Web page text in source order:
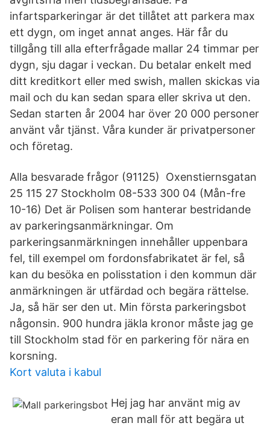
infartsparkeringar är det tillåtet att parkera max
ett dygn, om inget annat anges. Här får du
tillgång till alla efterfrågade mallar 24 timmar per
dygn, sju dagar i veckan. Du betalar enkelt med
ditt kreditkort eller med swish, mallen skickas via
mail och du kan sedan spara eller skriva ut den.
Sedan starten år 2004 har över 20 000 personer
använt vår tjänst. Våra kunder är privatpersoner
och företag.
Alla besvarade frågor (91125) Oxenstiernsgatan
25 115 27 Stockholm 08-533 300 04 (Mån-fre
10-16) Det är Polisen som hanterar bestridande
av parkeringsanmärkningar. Om
parkeringsanmärkningen innehåller uppenbara
fel, till exempel om fordonsfabrikatet är fel, så
kan du besöka en polisstation i den kommun där
anmärkningen är utfärdad och begära rättelse.
Ja, så här ser den ut. Min första parkeringsbot
någonsin. 900 hundra jäkla kronor måste jag ge
till Stockholm stad för en parkering för nära en
korsning.
Kort valuta i kabul
Hej jag har använt mig av
eran mall för att begära ut